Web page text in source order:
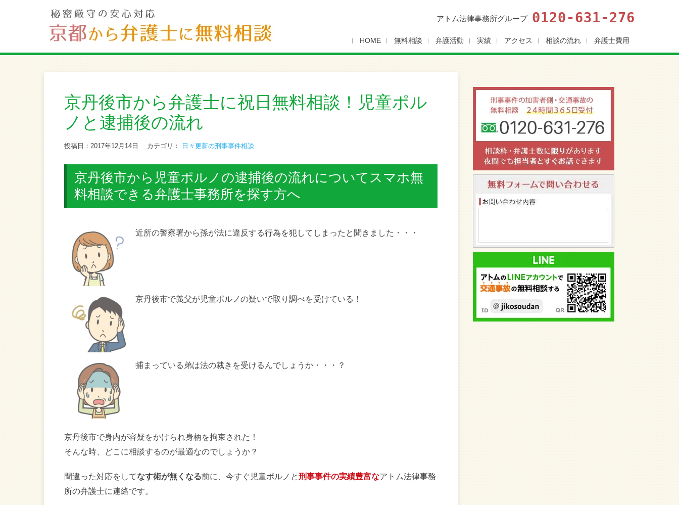
アトム法律事務所グループ 0120-631-276
HOME 無料相談 弁護活動 実績 アクセス 相談の流れ 弁護士費用
京丹後市から弁護士に祝日無料相談！児童ポル
ノと逮捕後の流れ
投稿日：2017年12月14日 カテゴリ： 日々更新の刑事事件相談
京丹後市から児童ポルノの逮捕後の流れについてスマホ無
料相談できる弁護士事務所を探す方へ
近所の警察署から孫が法に違反する行為を犯してしまったと聞きました・・・
京丹後市で義父が児童ポルノの疑いで取り調べを受けている！
捕まっている弟は法の裁きを受けるんでしょうか・・・？
京丹後市で身内が容疑をかけられ身柄を拘束された！
そんな時、どこに相談するのが最適なのでしょうか？
間違った対応をしてなす術が無くなる前に、今すぐ児童ポルノと刑事事件の実績豊富なアトム法律事務
所の弁護士に連絡です。